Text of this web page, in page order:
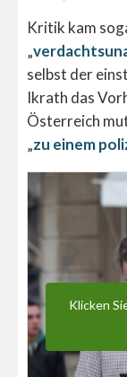
Kritik kam
„
selbst der
Ikrath das
Österreich
„zu einem
Klicken